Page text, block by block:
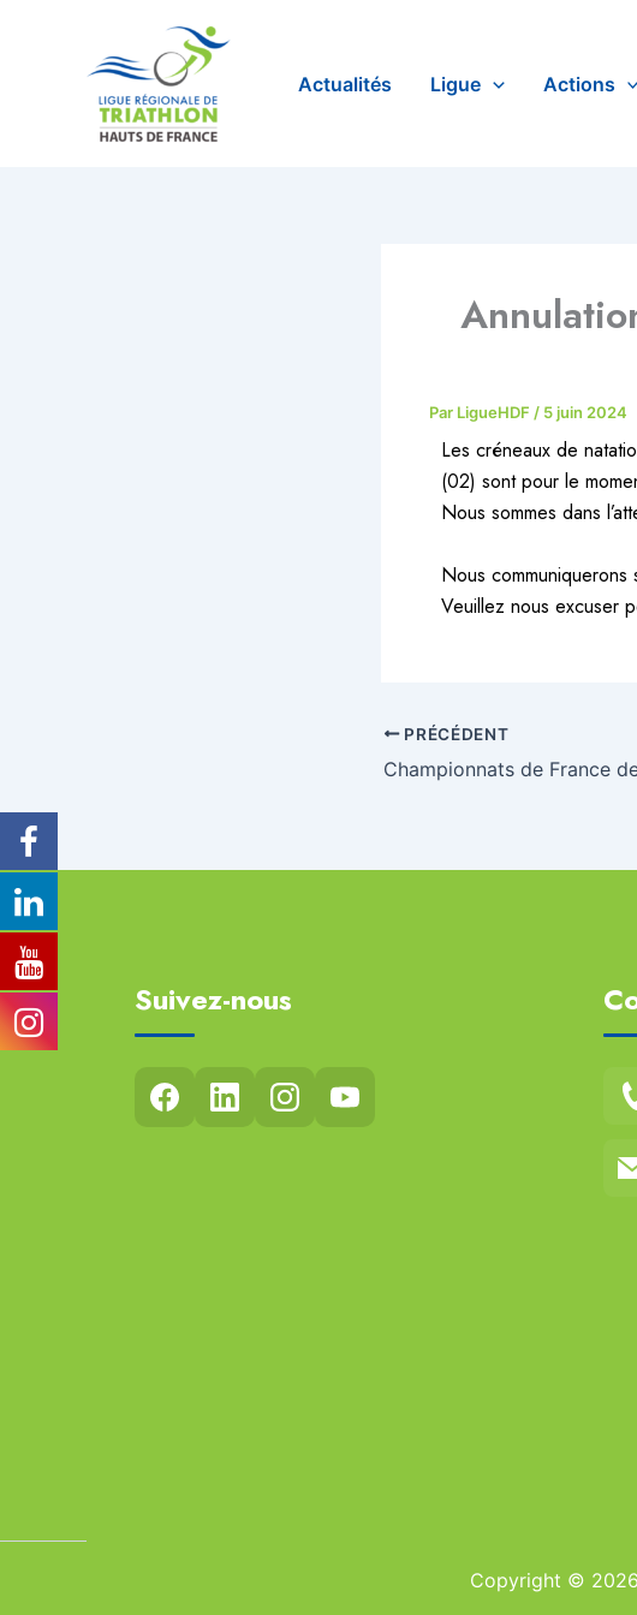
Actualités Ligue Actions
Par LigueHDF / 5 juin 2024
Les créneaux de
(02) sont pour le
Nous sommes dans
Nous communiquerons
Veuillez nous excuser
PRÉCÉDENT
Suivez-nous
Copyright ©